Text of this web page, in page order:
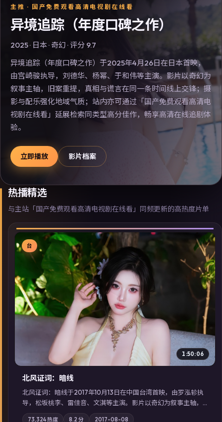
主推 · 国产免费观看高清电视剧在线看
异境追踪（年度口碑之作）
2025· 日本·奇幻 · 评分 9.7
异境追踪（年度口碑之作）于2025年4月26日在日本首映，
由宫崎骏执导，刘德华、杨幂、于和伟等主演。影片以奇幻为
叙事主轴，旧案重提，真相与谎言在同一条时间线上交锋；摄
影与配乐强化地域气质；站内亦可通过「国产免费观看高清电
视剧在线看」延展检索同类型高分佳作，畅享高清在线追剧体
验。
立即播放 影片档案
热播精选
与主站「国产免费观看高清电视剧在线看」同频更新的高热度片单
▶
台
1:50:06
北风证词：暗线
北风证词：暗线于2017年10月13日在中国台湾首映，由罗泓轸执
导，松坂桃李、雷佳音、文淇等主演。影片以奇幻为叙事主轴，
旧案重提，真相与谎言在同一条时间线上交锋；摄影与配乐强化
73,324热度 8.2 分 2017-08-08